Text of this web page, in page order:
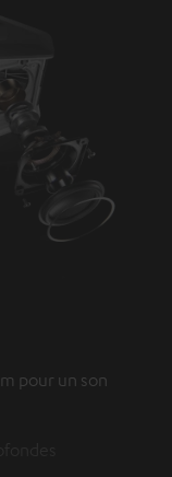
pour un son